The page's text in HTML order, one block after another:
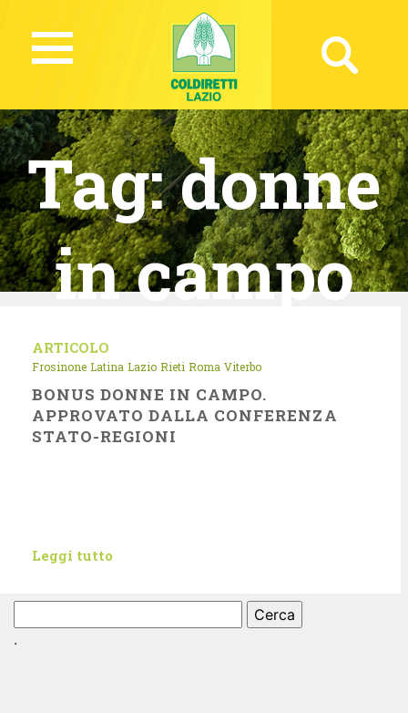
Tag:donne
in campo
ARTICOLO
Frosinone Latina Lazio Rieti Roma Viterbo
BONUS DONNE IN CAMPO.
APPROVATO DALLA CONFERENZA
STATO-REGIONI
Leggi tutto
per:
.